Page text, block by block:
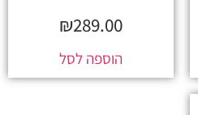
₪289.00
הוספה לסל